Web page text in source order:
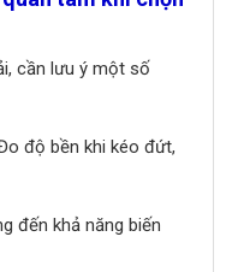
cần lưu ý một số
độ bền khi kéo đứt,
đến khả năng biến